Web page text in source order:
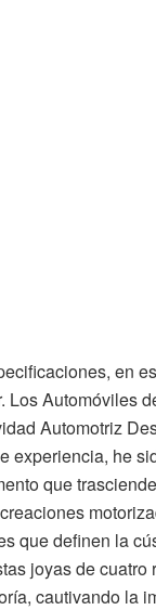
en
Automóviles
Automotriz
experiencia, he
que
que definen la
joyas de
cautivando la